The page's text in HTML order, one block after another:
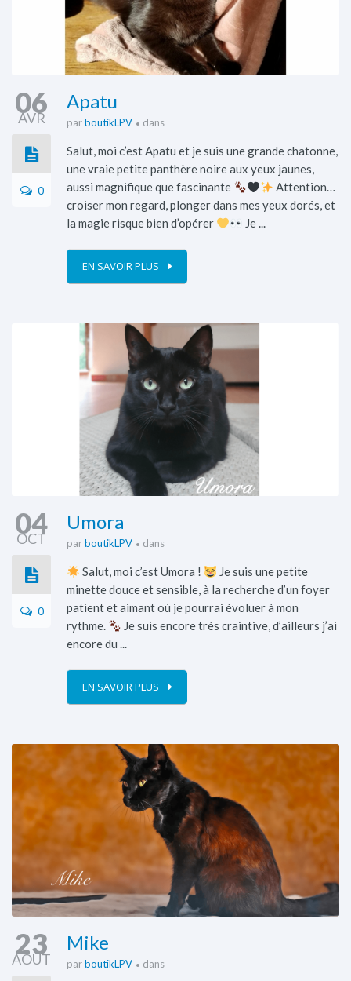
06
AVR
0
Apatu
parboutikLPV dans
Salut, moi c’est Apatu et je suis une grande chatonne,
une vraie petite panthère noire aux yeux jaunes,
aussi magnifique que fascinante
Attention…
croiser mon regard, plonger dans mes yeux dorés, et
la magie risque bien d’opérer
Je ...
EN SAVOIR PLUS
04
OCT
0
Umora
parboutikLPV dans
Salut, moi c’est Umora !
Je suis une petite
minette douce et sensible, à la recherche d’un foyer
patient et aimant où je pourrai évoluer à mon
rythme.
Je suis encore très craintive, d’ailleurs j’ai
encore du ...
EN SAVOIR PLUS
23
AOÛT
Mike
parboutikLPV dans